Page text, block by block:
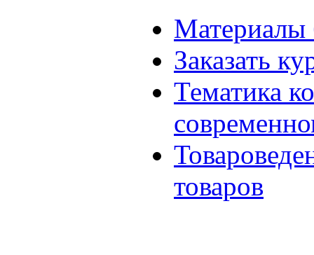
Материалы
Заказать
Тематика
товаров